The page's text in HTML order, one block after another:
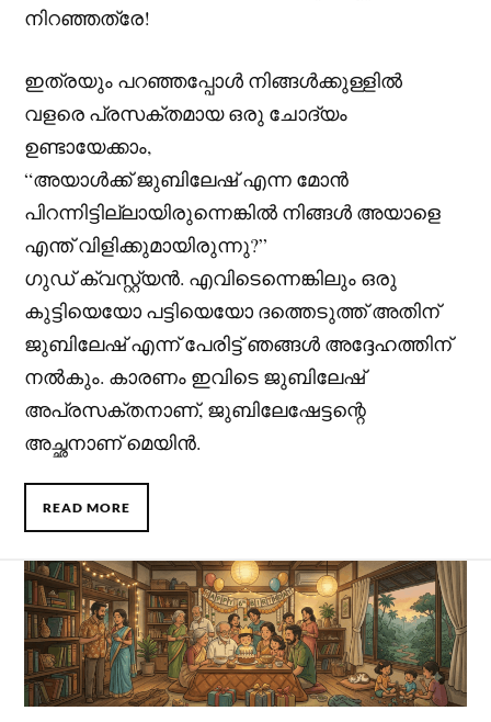
നിറഞ്ഞത്രേ!
ഇത്രയും പറഞ്ഞപ്പോൾ നിങ്ങൾക്കുള്ളിൽ
വളരെ പ്രസക്തമായ ഒരു ചോദ്യം
ഉണ്ടായേക്കാം,
“അയാൾക്ക് ജുബിലേഷ് എന്ന മോൻ
പിറന്നിട്ടില്ലായിരുന്നെങ്കിൽ നിങ്ങൾ അയാളെ
എന്ത് വിളിക്കുമായിരുന്നു?”
ഗുഡ് ക്വസ്റ്റ്യൻ. എവിടെന്നെങ്കിലും ഒരു
കുട്ടിയെയോ പട്ടിയെയോ ദത്തെടുത്ത് അതിന്
ജുബിലേഷ് എന്ന് പേരിട്ട് ഞങ്ങൾ അദ്ദേഹത്തിന്
നൽകും. കാരണം ഇവിടെ ജുബിലേഷ്
അപ്രസക്തനാണ്, ജുബിലേഷേട്ടന്റെ
അച്ഛനാണ് മെയിൻ.
READ MORE